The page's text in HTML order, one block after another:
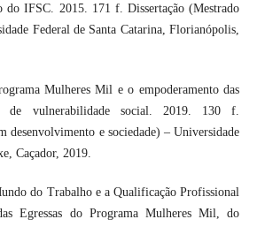
do IFSC. 2015. 171 f. Dissertação (Mestrado
Federal de Santa Catarina, Florianópolis,
Mulheres Mil e o empoderamento das
de vulnerabilidade social. 2019. 130 f.
desenvolvimento e sociedade) – Universidade
Caçador, 2019.
do Trabalho e a Qualificação Profissional
Egressas do Programa Mulheres Mil, do